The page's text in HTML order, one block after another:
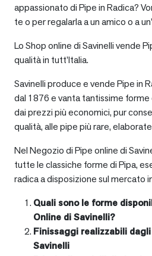
appassionato di Pipe in Radica?
te o per regalarla a un amico o a
Lo Shop online di Savinelli vende
qualità in tutt’Italia.
Savinelli produce e vende Pipe in
dal 1876 e vanta tantissime
dai prezzi più economici, pur
qualità, alle pipe più rare,
Nel Negozio di Pipe online di
tutte le classiche forme di Pipa,
radica a disposizione sul mercato
Quali sono le forme
Online di Savinelli?
Finissaggi realizzabili
Savinelli